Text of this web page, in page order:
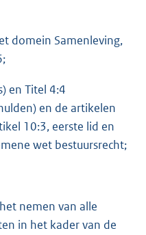
domein Samenleving,
en Titel 4:4
en de artikelen
10:3, eerste lid en
wet bestuursrecht;
nemen van alle
in het kader van de